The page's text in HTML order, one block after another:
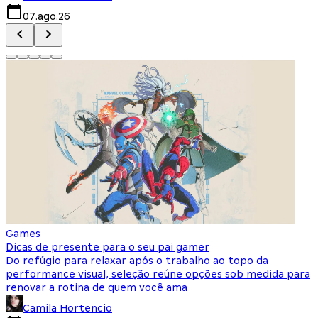
07.ago.26
Games
Dicas de presente para o seu pai gamer
Do refúgio para relaxar após o trabalho ao topo da
performance visual, seleção reúne opções sob medida para
renovar a rotina de quem você ama
Camila Hortencio